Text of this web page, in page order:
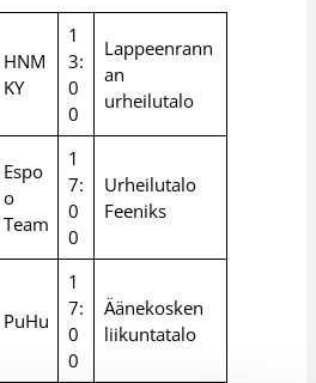
HNM
KY
1
3:
0
0
Lappeenrann
an
urheilutalo
Espo
o
Team
1
7:
0
0
Urheilutalo
Feeniks
PuHu
1
7:
0
0
Äänekosken
liikuntatalo